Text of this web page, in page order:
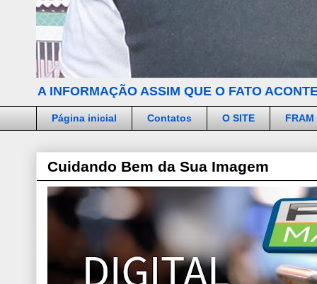
A INFORMAÇÃO ASSIM QUE O FATO
Página inicial Contatos O SITE FRAM
Cuidando Bem da Sua Imagem